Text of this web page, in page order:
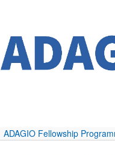
ADAGIO Fellowship